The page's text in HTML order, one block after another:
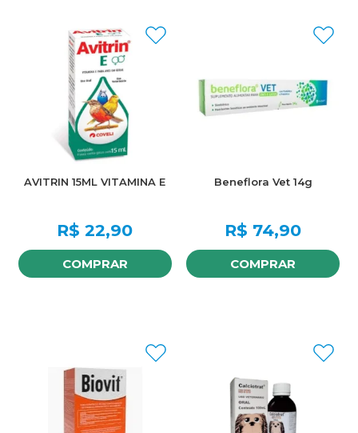
AVITRIN 15ML VITAMINA E
R$ 22,90
COMPRAR
Beneflora Vet 14g
R$ 74,90
COMPRAR